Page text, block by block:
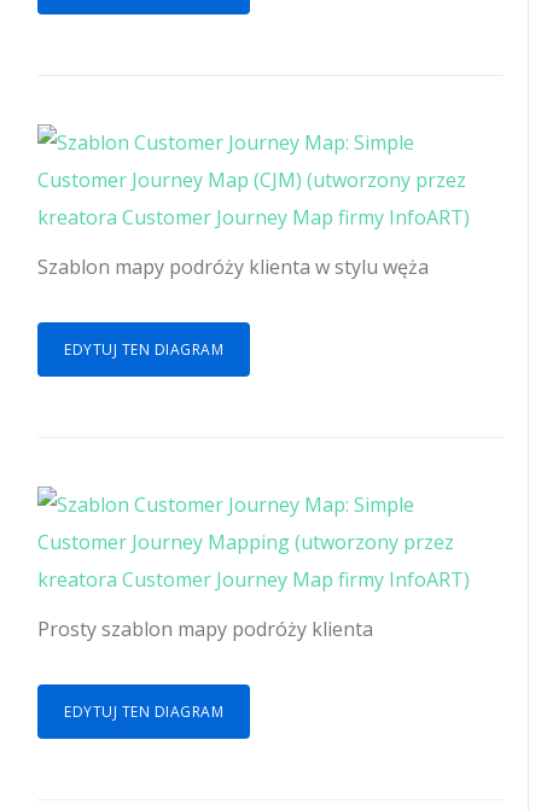
Szablon mapy podróży klienta w stylu węża
EDYTUJ TEN DIAGRAM
Prosty szablon mapy podróży klienta
EDYTUJ TEN DIAGRAM